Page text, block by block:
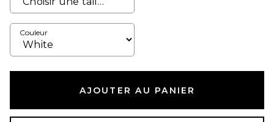
Couleur
AJOUTER AU PANIER